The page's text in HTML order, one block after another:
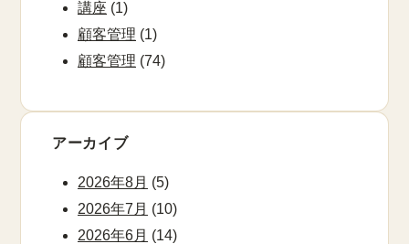
講座 (1)
顧客管理 (1)
顧客管理 (74)
アーカイブ
2026年8月 (5)
2026年7月 (10)
2026年6月 (14)